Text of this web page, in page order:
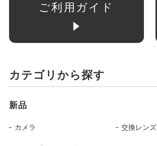
ご利用ガイド
カテゴリから探す
新品
カメラ 交換レンズ